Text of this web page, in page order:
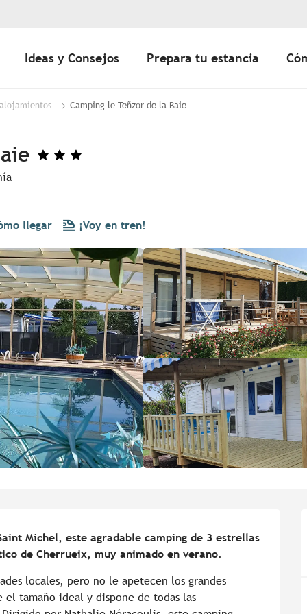
Ideas y Consejos Prepara tu estancia
Camping le Teñzor de la Baie
llegar ¡Voy en tren!
Michel, este agradable camping de 3 estrellas
de Cherrueix, muy animado en verano.
locales, pero no le apetecen los grandes
el tamaño ideal y dispone de todas las